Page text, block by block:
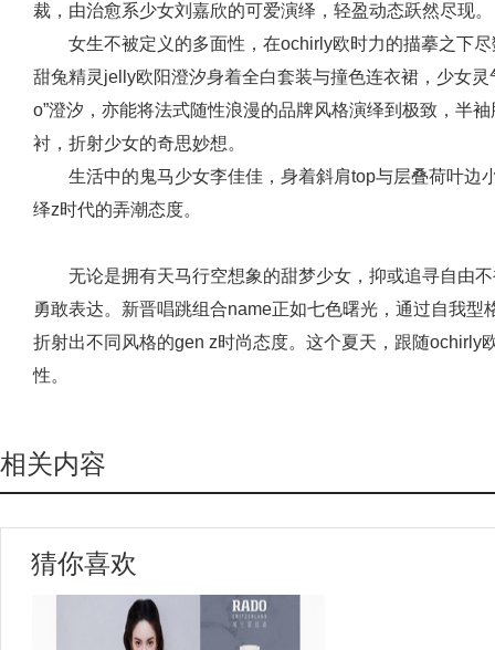
裁，由治愈系少女刘嘉欣的可爱演绎，轻盈动态跃然尽现。
女生不被定义的多面性，在ochirly欧时力的描摹之下
甜兔精灵jelly欧阳澄汐身着全白套装与撞色连衣裙，少女
o”澄汐，亦能将法式随性浪漫的品牌风格演绎到极致，半
衬，折射少女的奇思妙想。
生活中的鬼马少女李佳佳，身着斜肩top与层叠荷叶边
绎z时代的弄潮态度。
无论是拥有天马行空想象的甜梦少女，抑或追寻自由
勇敢表达。新晋唱跳组合name正如七色曙光，通过自我
折射出不同风格的gen z时尚态度。这个夏天，跟随ochirly
性。
相关内容
猜你喜欢